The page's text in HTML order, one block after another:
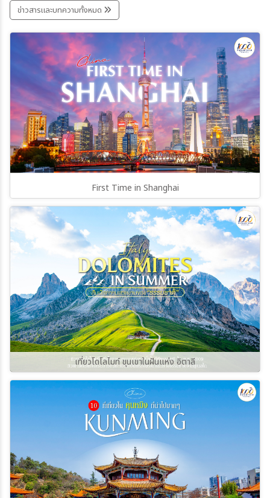
ประเทศ ฟรีวีซ่า ที่ไปเที่ยวแบบง่าย ๆ สบายๆ กัน
ครับ
ข่าวสารและบทความทั้งหมด
First Time in Shanghai
เที่ยวโดโลไมท์ ขุนเขาในฝันแห่ง อิตาลี